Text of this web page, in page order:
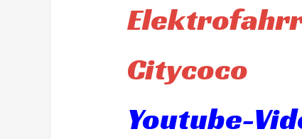
Citycoco
Youtube-